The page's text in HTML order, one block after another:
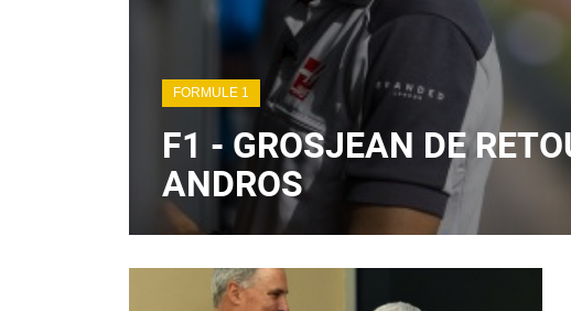
FORMULE 1
F1 - GROSJEAN DE
ANDROS